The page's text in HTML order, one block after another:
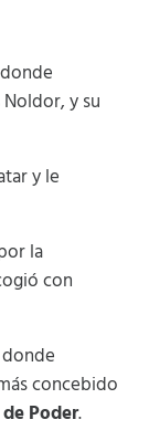
y su
y le
la
con
concebido
Poder.